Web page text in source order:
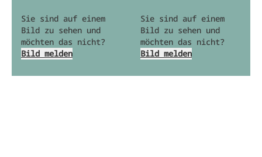
Sie sind auf einem
Bild zu sehen und
möchten das nicht?
Bild melden
Sie sind auf einem
Bild zu sehen und
möchten das nicht?
Bild melden